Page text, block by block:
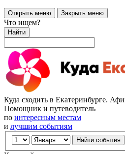
Открыть меню Закрыть меню
Что ищем?
Найти
Куда сходить в Екатеринбурге.
Помощник и путеводитель
по интересным местам
и лучшим событиям